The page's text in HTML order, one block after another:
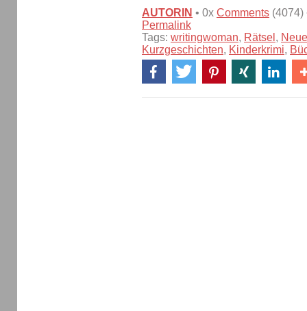
AUTORIN • 0x Comments (4074)
Permalink
Tags: writingwoman, Rätsel ,
Kurzgeschichten, Kinderkrimi,